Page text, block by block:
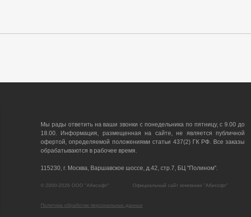
Мы рады ответить на ваши звонки с понедельника по пятницу, с 9.00 до
18.00. Информация, размещенная на сайте, не является публичной
офертой, определяемой положениями статьи 437(2) ГК РФ. Все заказы
обрабатываются в рабочее время.
115230, г. Москва, Варшавское шоссе, д.42, стр.7, БЦ "Полином".
© 2000-2026 ООО "Абисофт" Официальный сайт компании "Абисофт"
Политика обработки персональных данных